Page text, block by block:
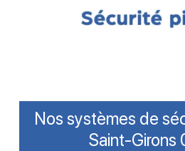
Nos systèmes de
Saint-Girons